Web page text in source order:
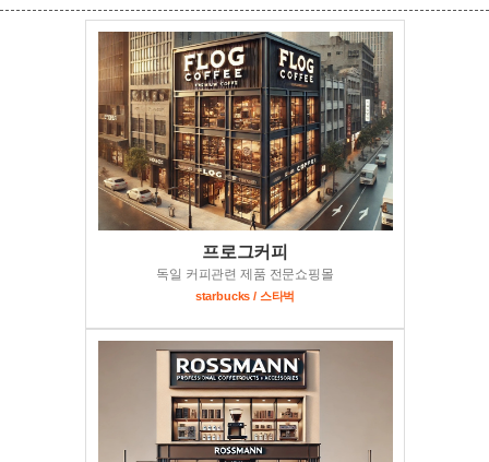
프로그커피
독일 커피관련 제품 전문쇼핑몰
starbucks / 스타벅